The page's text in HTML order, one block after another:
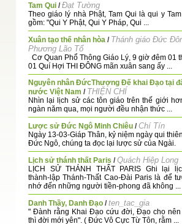
Tam Qui /Đạt Tường
Theo giáo lý nhà Phật, Tam Qui là qui y
gồm: "Qui Y Phật, Qui Y Pháp, Qui ...
Xuân tạo thế nhân hòa / Thánh giáo Đức
Phương Lão Tổ
Cơ Quan Phổ Thông Giáo Lý, 9 giờ đêm 01
01 Quí Hợi THI ĐÔNG mãn xuân sang ấy ...
Nguyên nhân ĐứcThượng Đế khai Đạo tại
nước Việt Nam / THIỆN CHÍ
Nhìn lại lịch sử các tôn giáo trên thế giới
ngàn năm qua, mọi người đều nhận thức ...
Lược sử Đức Ngô Minh Chiêu /Chí Tín
Ngày 13-03-Giáp Thân, kỷ niệm ngày qui
Đức Ngô, chúng ta đọc lại lược sử của Ngài.
Lịch sử thánh thất Paris /Quách Hiệp Long
LỊCH SỬ THÁNH THẤT PARIS Ghi lại
thành-lập Thánh-Thất Cao-Đài Paris là để
nhớ đến những người tiền-phong đã không ...
Danh Thầy, Danh Đạo /ten_tac_gia
" Đành rằng Khai Đạo cứu đời, Đạo cho
thì đời mới yên". ( Đức Vô Cực Từ Tôn, rằm ...